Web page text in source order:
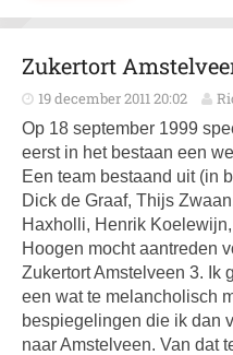
Zukertort
19 december 2011 20:02
Op 18 september 1999
eerst in het bestaan een
Een team bestaand uit (in
Dick de Graaf, Thijs
Haxholli, Henrik
Hoogen mocht aantreden
Zukertort Amstelveen 3. Ik
een wat te melancholisch
bespiegelingen die ik dan
naar Amstelveen. Van dat